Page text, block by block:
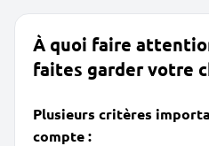
À quoi faire
faites garder votre
Plusieurs critères
compte :